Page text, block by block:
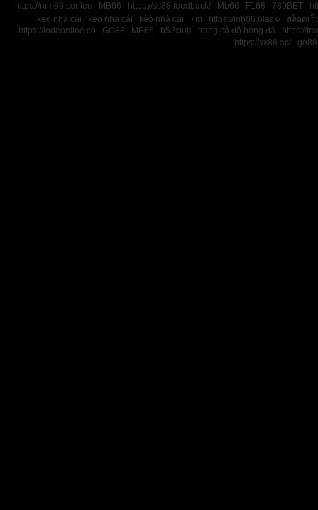
https://mm88.center/
MB66 https://sc88.feedback/ Mb66 F168 789BET
kèo nhà cái
kèo nhà cái kèo nhà cái 7m https://mb66.black/
สล็อตเว็
https://lodeonline.co
GO88 MB66 b52club trang cá độ bóng đá
https://
https://xx88.ac/
go88